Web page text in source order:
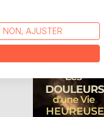
À
NON, AJUSTER